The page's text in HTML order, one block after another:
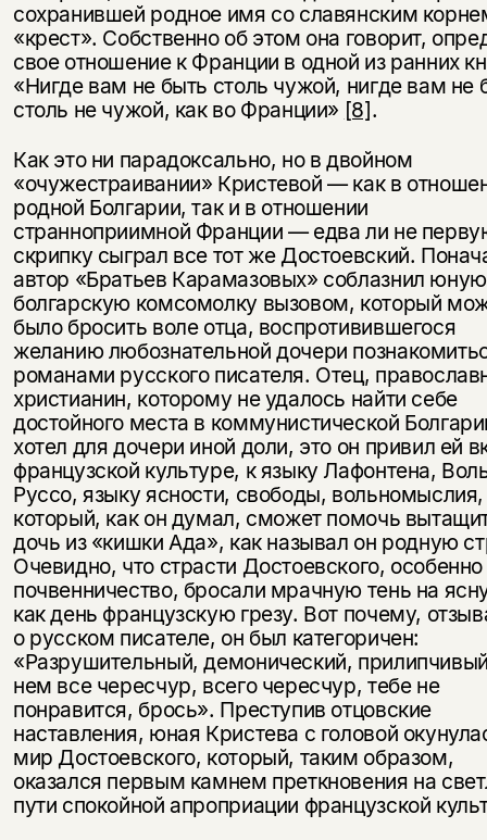
сохранившей родное имя со славянским
«крест». Собственно об этом она говорит,
свое отношение к Франции в одной из ранних
«Нигде вам не быть столь чужой, нигде вам не
столь не чужой, как во Франции» [8].
Как это ни парадоксально, но в двойном
«очужестраивании» Кристевой — как в
родной Болгарии, так и в отношении
странноприимной Франции — едва ли не
скрипку сыграл все тот же Достоевский.
автор «Братьев Карамазовых» соблазнил юную
болгарскую комсомолку вызовом, который
было бросить воле отца, воспротивившегося
желанию любознательной дочери
романами русского писателя. Отец,
христианин, которому не удалось найти себе
достойного места в коммунистической
хотел для дочери иной доли, это он привил ей
французской культуре, к языку Лафонтена,
Руссо, языку ясности, свободы, вольномыслия,
который, как он думал, сможет помочь
дочь из «кишки Ада», как называл он родную
Очевидно, что страсти Достоевского, особенно
почвенничество, бросали мрачную тень на
как день французскую грезу. Вот почему,
о русском писателе, он был категоричен:
«Разрушительный, демонический,
нем все чересчур, всего чересчур, тебе не
понравится, брось». Преступив отцовские
наставления, юная Кристева с головой
мир Достоевского, который, таким образом,
оказался первым камнем преткновения на
пути спокойной апроприации французской